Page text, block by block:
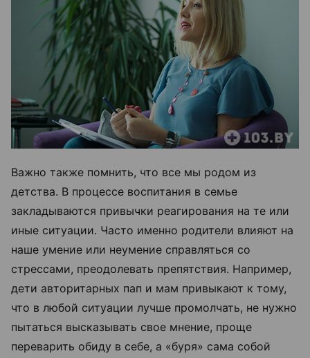
Важно также помнить, что все мы родом из
детства. В процессе воспитания в семье
закладываются привычки реагирования на те или
иные ситуации. Часто именно родители влияют на
наше умение или неумение справляться со
стрессами, преодолевать препятствия. Например,
дети авторитарных пап и мам привыкают к тому,
что в любой ситуации лучше промолчать, не нужно
пытаться высказывать свое мнение, проще
переварить обиду в себе, а «буря» сама собой